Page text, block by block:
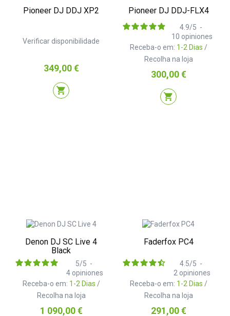
Pioneer DJ DDJ XP2
Verificar disponibilidade
Preço
349,00 €
shopping_cart
Pioneer DJ DDJ-FLX4
Receba-o em: 1-2 Dias /
Recolha na loja
4.9/5 -
10 opiniones
Preço
300,00 €
shopping_cart
Denon DJ SC Live 4
Black
Receba-o em: 1-2 Dias /
Recolha na loja
5/5 -
4 opiniones
Preço
1 090,00 €
Faderfox PC4
Receba-o em: 1-2 Dias /
Recolha na loja
4.5/5 -
2 opiniones
Preço
291,00 €